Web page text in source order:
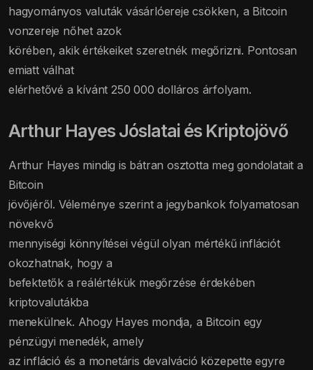
hagyományos valuták vásárlóereje csökken, a Bitcoin
vonzereje nőhet azok
körében, akik értékeiket szeretnék megőrizni. Pontosan
emiatt válhat
elérhetővé a kívánt 250 000 dolláros árfolyam.
Arthur Hayes Jóslatai és Kriptojövő
Arthur Hayes mindig is bátran osztotta meg gondolatait a
Bitcoin
jövőjéről. Véleménye szerint a jegybankok folyamatosan
növekvő
mennyiségi könnyítései végül olyan mértékű inflációt
okozhatnak, hogy a
befektetők a reálértékük megőrzése érdekében
kriptovalutákba
menekülnek. Ahogy Hayes mondja, a Bitcoin egy
pénzügyi menedék, amely
az infláció és a monetáris devalváció közepette egyre